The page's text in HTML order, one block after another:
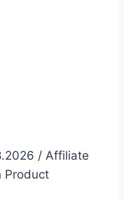
/ Affiliate
Product